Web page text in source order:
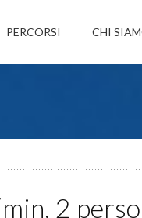
PERCORSI CHI
2